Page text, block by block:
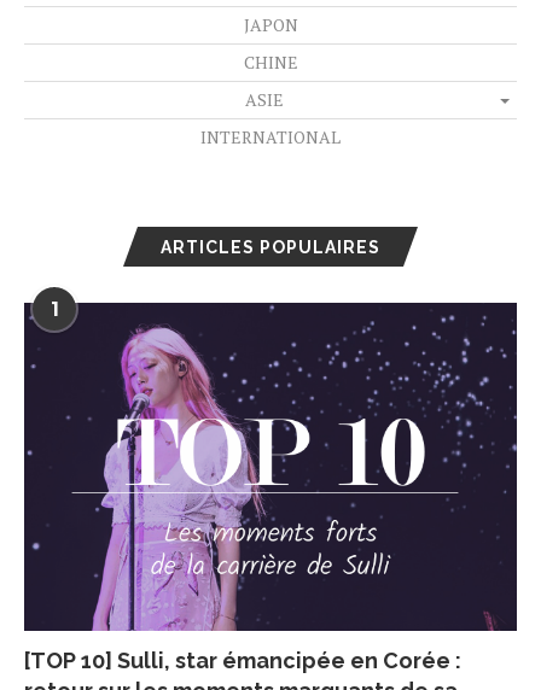
JAPON
CHINE
ASIE
INTERNATIONAL
ARTICLES POPULAIRES
1
[TOP 10] Sulli, star émancipée en Corée :